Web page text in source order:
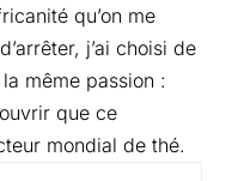
qu’on me
j’ai choisi de
même passion :
que ce
mondial de thé.